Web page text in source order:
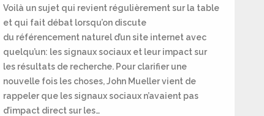
Voilà un sujet qui revient régulièrement sur la table
et qui fait débat lorsqu’on discute
du référencement naturel d’un site internet avec
quelqu’un: les signaux sociaux et leur impact sur
les résultats de recherche. Pour clarifier une
nouvelle fois les choses, John Mueller vient de
rappeler que les signaux sociaux n’avaient pas
d’impact direct sur les…